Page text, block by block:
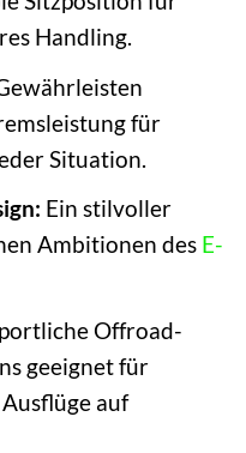
Handling.
für
Situation.
Ein stilvoller
Ambitionen des E-
Offroad-
geeignet für
auf